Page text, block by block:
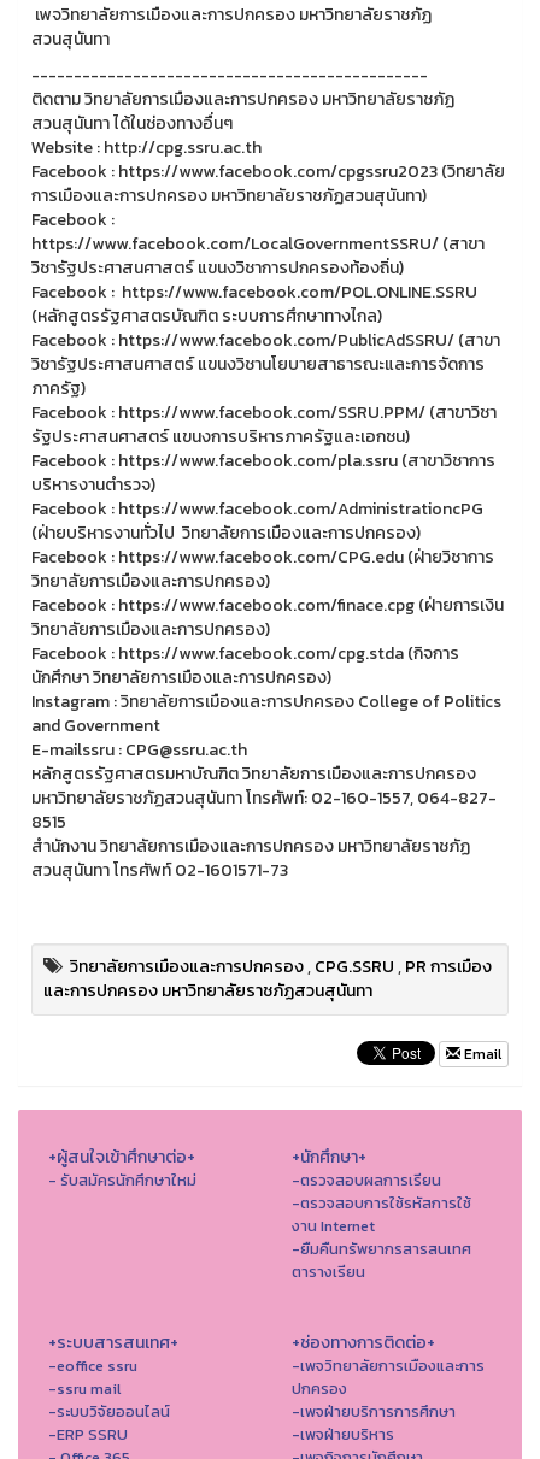
เพจวิทยาลัยการเมืองและการปกครอง มหาวิทยาลัยราชภัฏ
สวนสุนันทา
-----------------------------------------------
ติดตาม วิทยาลัยการเมืองและการปกครอง มหาวิทยาลัยราชภัฏ
สวนสุนันทา ได้ในช่องทางอื่นๆ
Website : http://cpg.ssru.ac.th
Facebook : https://www.facebook.com/cpgssru2023 (วิทยาลัย
การเมืองและการปกครอง มหาวิทยาลัยราชภัฏสวนสุนันทา)
Facebook :
https://www.facebook.com/LocalGovernmentSSRU/ (สาขา
วิชารัฐประศาสนศาสตร์ แขนงวิชาการปกครองท้องถิ่น)
Facebook : https://www.facebook.com/POL.ONLINE.SSRU
(หลักสูตรรัฐศาสตรบัณฑิต ระบบการศึกษาทางไกล)
Facebook : https://www.facebook.com/PublicAdSSRU/ (สาขา
วิชารัฐประศาสนศาสตร์ แขนงวิชานโยบายสาธารณะและการจัดการ
ภาครัฐ)
Facebook : https://www.facebook.com/SSRU.PPM/ (สาขาวิชา
รัฐประศาสนศาสตร์ แขนงการบริหารภาครัฐและเอกชน)
Facebook : https://www.facebook.com/pla.ssru (สาขาวิชาการ
บริหารงานตำรวจ)
Facebook : https://www.facebook.com/AdministrationcPG
(ฝ่ายบริหารงานทั่วไป วิทยาลัยการเมืองและการปกครอง)
Facebook : https://www.facebook.com/CPG.edu (ฝ่ายวิชาการ
วิทยาลัยการเมืองและการปกครอง)
Facebook : https://www.facebook.com/finace.cpg (ฝ่ายการเงิน
วิทยาลัยการเมืองและการปกครอง)
Facebook : https://www.facebook.com/cpg.stda (กิจการ
นักศึกษา วิทยาลัยการเมืองและการปกครอง)
Instagram : วิทยาลัยการเมืองและการปกครอง College of Politics
and Government
E-mailssru : CPG@ssru.ac.th
หลักสูตรรัฐศาสตรมหาบัณฑิต วิทยาลัยการเมืองและการปกครอง
มหาวิทยาลัยราชภัฏสวนสุนันทา โทรศัพท์: 02-160-1557, 064-827-
8515
สำนักงาน วิทยาลัยการเมืองและการปกครอง มหาวิทยาลัยราชภัฏ
สวนสุนันทา โทรศัพท์ 02-1601571-73
วิทยาลัยการเมืองและการปกครอง,CPG.SSRU,PR การเมือง
และการปกครอง มหาวิทยาลัยราชภัฏสวนสุนันทา
Email
+ผู้สนใจเข้าศึกษาต่อ+
- รับสมัครนักศึกษาใหม่
+นักศึกษา+
-ตรวจสอบผลการเรียน
-ตรวจสอบการใช้รหัสการใช้
งาน Internet
-ยืมคืนทรัพยากรสารสนเทศ
ตารางเรียน
+ระบบสารสนเทศ+
-eoffice ssru
-ssru mail
-ระบบวิจัยออนไลน์
-ERP SSRU
+ช่องทางการติดต่อ+
-เพจวิทยาลัยการเมืองและการ
ปกครอง
-เพจฝ่ายบริการการศึกษา
-เพจฝ่ายบริหาร